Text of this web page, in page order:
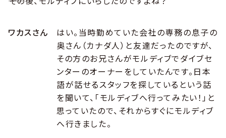
ワカスさん
はい。当時勤めていた会社の専務の息子の
奥さん（カナダ人）と友達だったのですが、
その方のお兄さんがモルディブでダイブセ
ンターのオーナーをしていたんです。日本
語が話せるスタッフを探しているという話
を聞いて、「モルディブへ行ってみたい！」と
思っていたので、それからすぐにモルディブ
へ行きました。